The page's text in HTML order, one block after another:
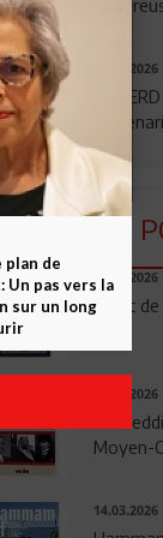
24.07.2026
La
LU
23.04.2026
Vient de
17.03.2026
Moyen-
14.03.2026
plan de
Un pas vers la
sur un long